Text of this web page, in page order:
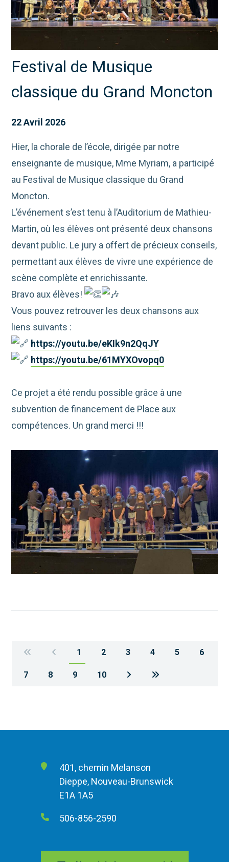
Festival de Musique
classique du Grand Moncton
22 Avril 2026
Hier, la chorale de l’école, dirigée par notre
enseignante de musique, Mme Myriam, a participé
au Festival de Musique classique du Grand
Moncton.
L’événement s’est tenu à l’Auditorium de Mathieu-
Martin, où les élèves ont présenté deux chansons
devant public. Le jury a offert de précieux conseils,
permettant aux élèves de vivre une expérience de
scène complète et enrichissante.
Bravo aux élèves!
Vous pouvez retrouver les deux chansons aux
liens suivants :
https://youtu.be/eKIk9n2QqJY
https://youtu.be/61MYXOvopq0
Ce projet a été rendu possible grâce à une
subvention de financement de Place aux
compétences. Un grand merci !!!
1 2 3 4 5 6
7 8 9 10
401, chemin Melanson
Dieppe, Nouveau-Brunswick
E1A 1A5
506-856-2590